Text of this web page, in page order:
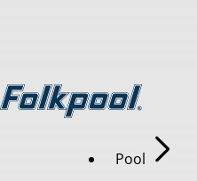
Pool